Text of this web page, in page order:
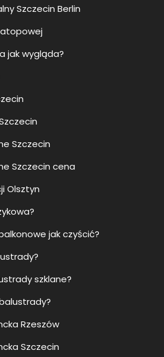
Szczecin Berlin
jak wygląda?
Szczecin
Szczecin cena
Olsztyn
jak czyścić?
szklane?
Rzeszów
Szczecin